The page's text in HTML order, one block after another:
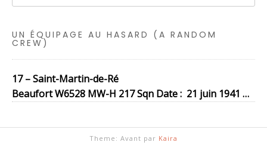
UN ÉQUIPAGE AU HASARD (A RANDOM
CREW)
17 – Saint-Martin-de-Ré
Beaufort W6528 MW-H 217 Sqn Date : 21 juin 1941 …
Theme: Avant par Kaira